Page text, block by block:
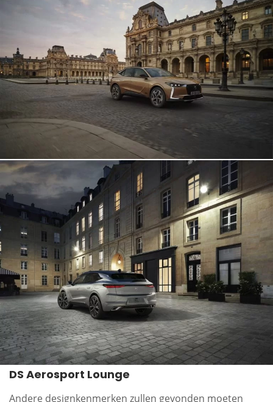
DS Aerosport Lounge
Andere designkenmerken zullen gevonden moeten